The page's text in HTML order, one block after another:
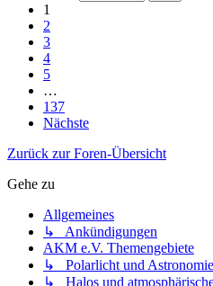
1
2
3
4
5
…
137
Nächste
Zurück zur Foren-Übersicht
Gehe zu
Allgemeines
↳ Ankündigungen
AKM e.V. Themengebiete
↳ Polarlicht und Astronomie
↳ Halos und